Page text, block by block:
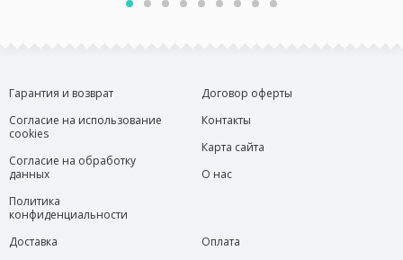
Гарантия и возврат
Согласие на использование
cookies
Согласие на обработку
данных
Политика
конфиденциальности
Договор оферты
Контакты
Карта сайта
О нас
Доставка
Оплата